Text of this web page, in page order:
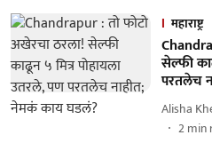
महाराष्ट्र
सेल्फी
परतलेच
Alisha
2min